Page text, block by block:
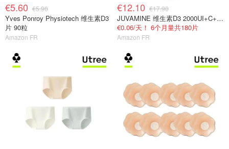
€5.60 €5.90
Yves Ponroy Physiotech 维生素D3
片 90粒
Amazon FR
€12.10 €17.90
JUVAMINE 维生素D3 2000UI+C+B+锌 免疫抗疲劳
€0.06/天！ 6个月量共180片
Amazon FR